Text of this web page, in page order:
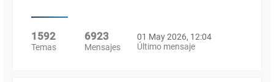
1592
Temas
6923
Mensajes
01 May 2026, 12:04
Último mensaje